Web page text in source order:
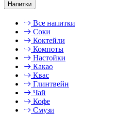
Напитки
Все напитки
Соки
Коктейли
Компоты
Настойки
Какао
Квас
Глинтвейн
Чай
Кофе
Смузи